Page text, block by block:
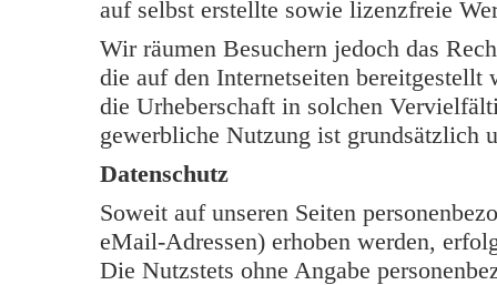
auf selbst erstellte sowie lizenzfreie
Wir räumen Besuchern jedoch das
die auf den Internetseiten
die Urheberschaft in solchen
gewerbliche Nutzung ist grundsätzlich
Datenschutz
Soweit auf unseren Seiten
eMail-Adressen) erhoben werden,
Die Nutzstets ohne Angabe